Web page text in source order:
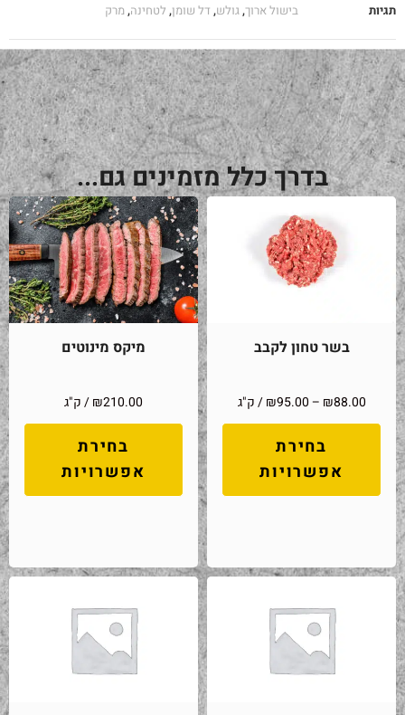
תגיות
בישול ארוך,גולש, דל שומן, לטחינה,מרק
בדרך כלל מזמינים גם...
בשר טחון לקבב
₪88.00
–
₪95.00 / ק"ג
בחירת
אפשרויות
מיקס מינוטים
₪210.00 / ק"ג
בחירת
אפשרויות